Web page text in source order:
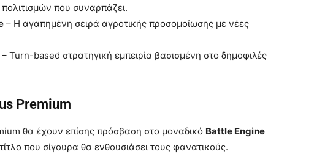
πολιτισμών που συναρπάζει.
– Η αγαπημένη σειρά αγροτικής προσομοίωσης με νέες
– Turn-based στρατηγική εμπειρία βασισμένη στο δημοφιλές
Premium
θα έχουν επίσης πρόσβαση στο μοναδικό Battle Engine
που σίγουρα θα ενθουσιάσει τους φανατικούς.